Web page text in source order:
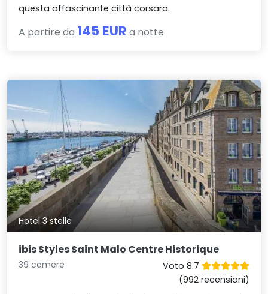
questa affascinante città corsara.
A partire da 145 EUR a notte
Hotel 3 stelle
ibis Styles Saint Malo Centre Historique
39 camere
Voto 8.7
(992 recensioni)